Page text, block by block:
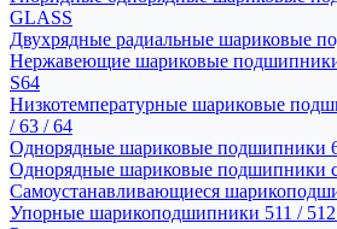
GLASS
Двухрядные радиальные шариковые
Нержавеющие шариковые подшипники
S64
Низкотемпературные шариковые
/ 63 / 64
Однорядные шариковые подшипники
Однорядные шариковые подшипники
Самоустанавливающиеся
Упорные шарикоподшипники 511 / 512